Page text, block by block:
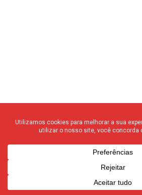
Home Notícias